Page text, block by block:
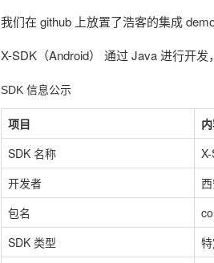
我们在 github 上放置了浩客的集成
X-SDK（Android） 通过 Java 进行开发
SDK 信息公示
项目
SDK 名称
开发者
包名
SDK 类型